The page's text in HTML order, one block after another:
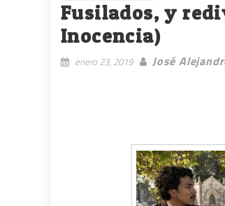
Fusilados, y
Inocencia)
enero 23, 2019 José